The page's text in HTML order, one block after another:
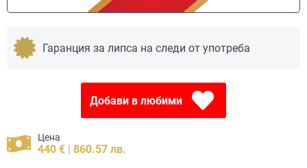
Гаранция за липса на следи от употреба
Добави в любими
Цена
440 € | 860.57 лв.